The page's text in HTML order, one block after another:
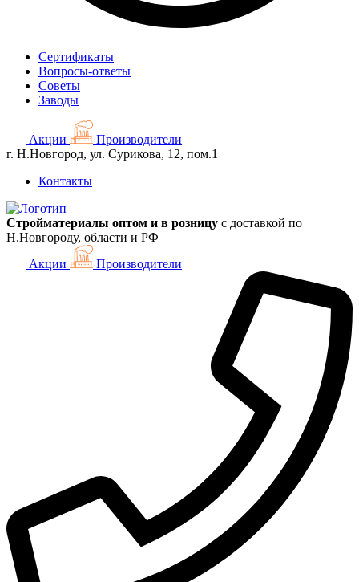
Сертификаты
Вопросы-ответы
Советы
Заводы
Акции
Производители
г. Н.Новгород, ул. Сурикова, 12, пом.1
Контакты
Стройматериалы оптом и в розницу с доставкой по
Н.Новгороду, области и РФ
Акции
Производители